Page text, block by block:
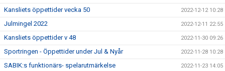
Kansliets öppettider vecka 50 2022-12-12 10:28
Julmingel 2022 2022-12-11 22:55
Kansliets öppettider v 48 2022-11-30 09:26
Sportringen - Öppettider under Jul & Nyår 2022-11-28 10:28
SABIK:s funktionärs- spelarutmärkelse 2022-11-23 14:05